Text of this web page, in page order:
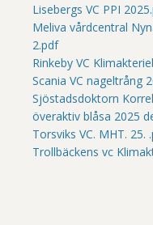
Lisebergs VC PPI
Meliva vårdcentral
2.pdf
Rinkeby VC
Scania VC nageltrång
Sjöstadsdoktorn
överaktiv blåsa 2025
Torsviks VC. MHT. 25.
Trollbäckens vc